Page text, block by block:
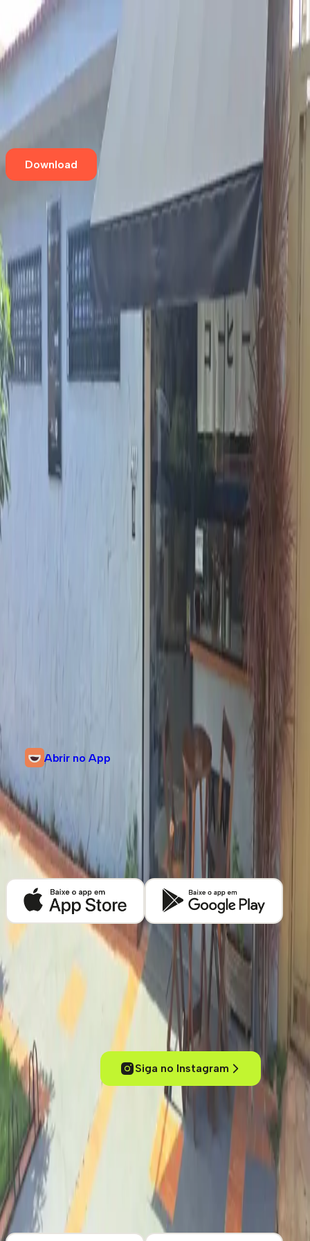
Cursos e Workshops
Loja
Empresas
Download
Aqui tem café especial
MISĒ CAFE
Jardim Irajá ,Ribeirão Preto
Rua Cavalheiro Torquato Rizzi, 1417
Aqui tem café especial
Cafeterias
Brasil
São Paulo
Ribeirão Preto
MISĒ CAFE
Sobre o
MISĒ CAFE Ribeirão Preto, no bairro Jardim
Irajá,
que oferece cafés especiais e faz parte da curadoria do Kafex.
Selecionado pela nossa equipe, o local foi avaliado por oferecer uma
boa experiência para quem busca onde tomar café especial em
Ribeirão Preto
, seja em uma cafeteria, restaurante ou outro tipo de
estabelecimento.
Aqui no Kafex, conectamos você aos lugares que realmente valem a
pena para explorar o universo dos cafés especiais em
com opções que vão desde espresso até métodos filtrados.
Se você está em busca de lugares com café especial em
é uma ótima opção para incluir no seu
Jardim Irajá, Ribeirão Preto, São Paulo
Abrir no App
Descubra mais cafeterias em Ribeirão
Preto
Baixe o app Kafex e encontre as melhores cafeterias de café especial
perto de você.
Experimente cafés de um jeito inteligente
Conecte-se com outros amantes de café, acesse conteúdos
exclusivos, descubra cafeterias pelo mundo e mergulhe no universo
dos cafés especiais.
ola@kafex.com.br Siga no Instagram
Home
Eventos
Cursos e Workshops
Loja
Empresas
Blog
Contato
Cafeterias
Sobre
Termos de uso
Política de Privacidade